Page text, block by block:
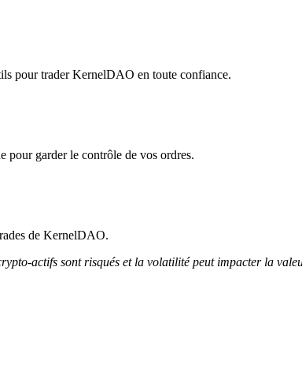
pour trader KernelDAO en toute confiance.
pour garder le contrôle de vos ordres.
de KernelDAO.
actifs sont risqués et la volatilité peut impacter la